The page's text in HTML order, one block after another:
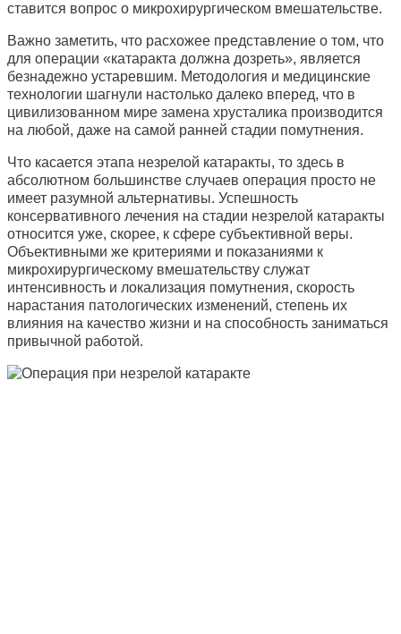
ставится вопрос о микрохирургическом вмешательстве.
Важно заметить, что расхожее представление о том, что
для операции «катаракта должна дозреть», является
безнадежно устаревшим. Методология и медицинские
технологии шагнули настолько далеко вперед, что в
цивилизованном мире замена хрусталика производится
на любой, даже на самой ранней стадии помутнения.
Что касается этапа незрелой катаракты, то здесь в
абсолютном большинстве случаев операция просто не
имеет разумной альтернативы. Успешность
консервативного лечения на стадии незрелой катаракты
относится уже, скорее, к сфере субъективной веры.
Объективными же критериями и показаниями к
микрохирургическому вмешательству служат
интенсивность и локализация помутнения, скорость
нарастания патологических изменений, степень их
влияния на качество жизни и на способность заниматься
привычной работой.